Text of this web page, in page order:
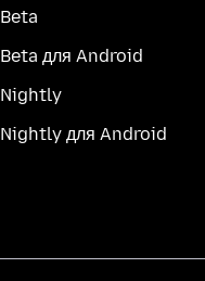
Beta
Beta для Android
Nightly
Nightly для Android